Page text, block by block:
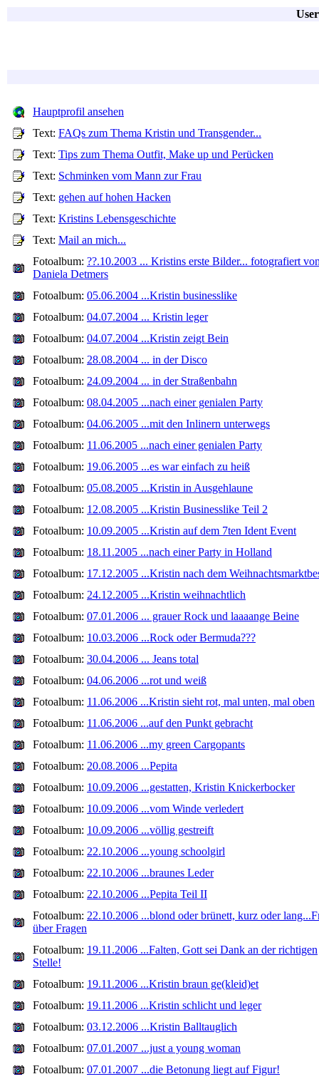
Hauptprofil ansehen
Text: FAQs zum Thema Kristin und Transgender...
Text: Tips zum Thema Outfit, Make up und Perücken
Text: Schminken vom Mann zur Frau
Text: gehen auf hohen Hacken
Text: Kristins Lebensgeschichte
Text: Mail an mich...
Fotoalbum: ??.10.2003 ... Kristins erste Bilder... fotografiert
Daniela Detmers
Fotoalbum: 05.06.2004 ...Kristin businesslike
Fotoalbum: 04.07.2004 ... Kristin leger
Fotoalbum: 04.07.2004 ...Kristin zeigt Bein
Fotoalbum: 28.08.2004 ... in der Disco
Fotoalbum: 24.09.2004 ... in der Straßenbahn
Fotoalbum: 08.04.2005 ...nach einer genialen Party
Fotoalbum: 04.06.2005 ...mit den Inlinern unterwegs
Fotoalbum: 11.06.2005 ...nach einer genialen Party
Fotoalbum: 19.06.2005 ...es war einfach zu heiß
Fotoalbum: 05.08.2005 ...Kristin in Ausgehlaune
Fotoalbum: 12.08.2005 ...Kristin Businesslike Teil 2
Fotoalbum: 10.09.2005 ...Kristin auf dem 7ten Ident Event
Fotoalbum: 18.11.2005 ...nach einer Party in Holland
Fotoalbum: 17.12.2005 ...Kristin nach dem
Fotoalbum: 24.12.2005 ...Kristin weihnachtlich
Fotoalbum: 07.01.2006 ... grauer Rock und laaaange Beine
Fotoalbum: 10.03.2006 ...Rock oder Bermuda???
Fotoalbum: 30.04.2006 ... Jeans total
Fotoalbum: 04.06.2006 ...rot und weiß
Fotoalbum: 11.06.2006 ...Kristin sieht rot, mal unten, mal oben
Fotoalbum: 11.06.2006 ...auf den Punkt gebracht
Fotoalbum: 11.06.2006 ...my green Cargopants
Fotoalbum: 20.08.2006 ...Pepita
Fotoalbum: 10.09.2006 ...gestatten, Kristin Knickerbocker
Fotoalbum: 10.09.2006 ...vom Winde verledert
Fotoalbum: 10.09.2006 ...völlig gestreift
Fotoalbum: 22.10.2006 ...young schoolgirl
Fotoalbum: 22.10.2006 ...braunes Leder
Fotoalbum: 22.10.2006 ...Pepita Teil II
Fotoalbum: 22.10.2006 ...blond oder brünett, kurz oder
über Fragen
Fotoalbum: 19.11.2006 ...Falten, Gott sei Dank an der richtigen
Stelle!
Fotoalbum: 19.11.2006 ...Kristin braun ge(kleid)et
Fotoalbum: 19.11.2006 ...Kristin schlicht und leger
Fotoalbum: 03.12.2006 ...Kristin Balltauglich
Fotoalbum: 07.01.2007 ...just a young woman
Fotoalbum: 07.01.2007 ...die Betonung liegt auf Figur!